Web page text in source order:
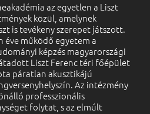
az egyetlen a Liszt
közül, amelynek
is tevékeny szerepet játszott.
éve működő egyetem a
képzés magyarországi
Liszt Ferenc téri főépület
páratlan akusztikájú
Az intézmény
professzionális
folytat, s az elmúlt